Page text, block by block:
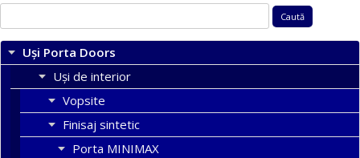
după:
Uși Porta Doors
Uși de interior
Vopsite
Finisaj sintetic
Porta MINIMAX